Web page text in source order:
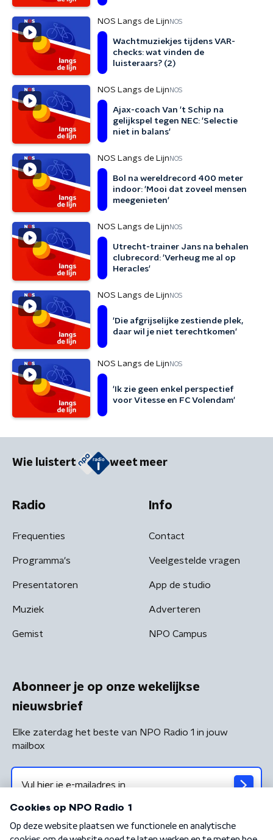
NOS Langs de Lijn NOS
Wachtmuziekjes tijdens VAR-
checks: wat vinden de
luisteraars? (2)
NOS Langs de Lijn NOS
Ajax-coach Van 't Schip na
gelijkspel tegen NEC: 'Selectie
niet in balans'
NOS Langs de Lijn NOS
Bol na wereldrecord 400 meter
indoor: 'Mooi dat zoveel mensen
meegenieten'
NOS Langs de Lijn NOS
Utrecht-trainer Jans na behalen
clubrecord: 'Verheug me al op
Heracles'
NOS Langs de Lijn NOS
'Die afgrijselijke zestiende plek,
daar wil je niet terechtkomen'
NOS Langs de Lijn NOS
'Ik zie geen enkel perspectief
voor Vitesse en FC Volendam'
Wie luistert weet meer
Radio
Frequenties
Programma's
Presentatoren
Muziek
Gemist
Info
Contact
Veelgestelde vragen
App de studio
Adverteren
NPO Campus
Abonneer je op onze wekelijkse
nieuwsbrief
Elke zaterdag het beste van NPO Radio 1 in jouw
mailbox